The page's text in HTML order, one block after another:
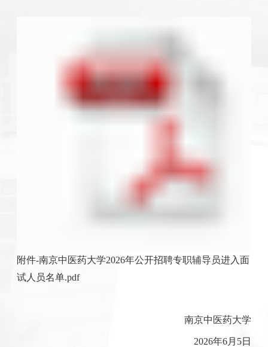
附件-南京中医药大学2026年公开招聘专职辅导员进入面
试人员名单.pdf
南京中医药大学
2026年6月5日